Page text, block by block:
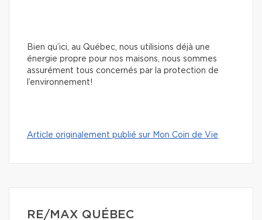
Bien qu’ici, au Québec, nous utilisions déjà une
énergie propre pour nos maisons, nous sommes
assurément tous concernés par la protection de
l’environnement!
Article originalement publié sur Mon Coin de Vie
RE/MAX QUÉBEC